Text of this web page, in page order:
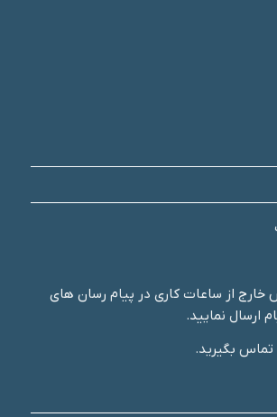
از ساعات کاری در پیام رسان های
ارسال نمایید.
تماس بگیرید.